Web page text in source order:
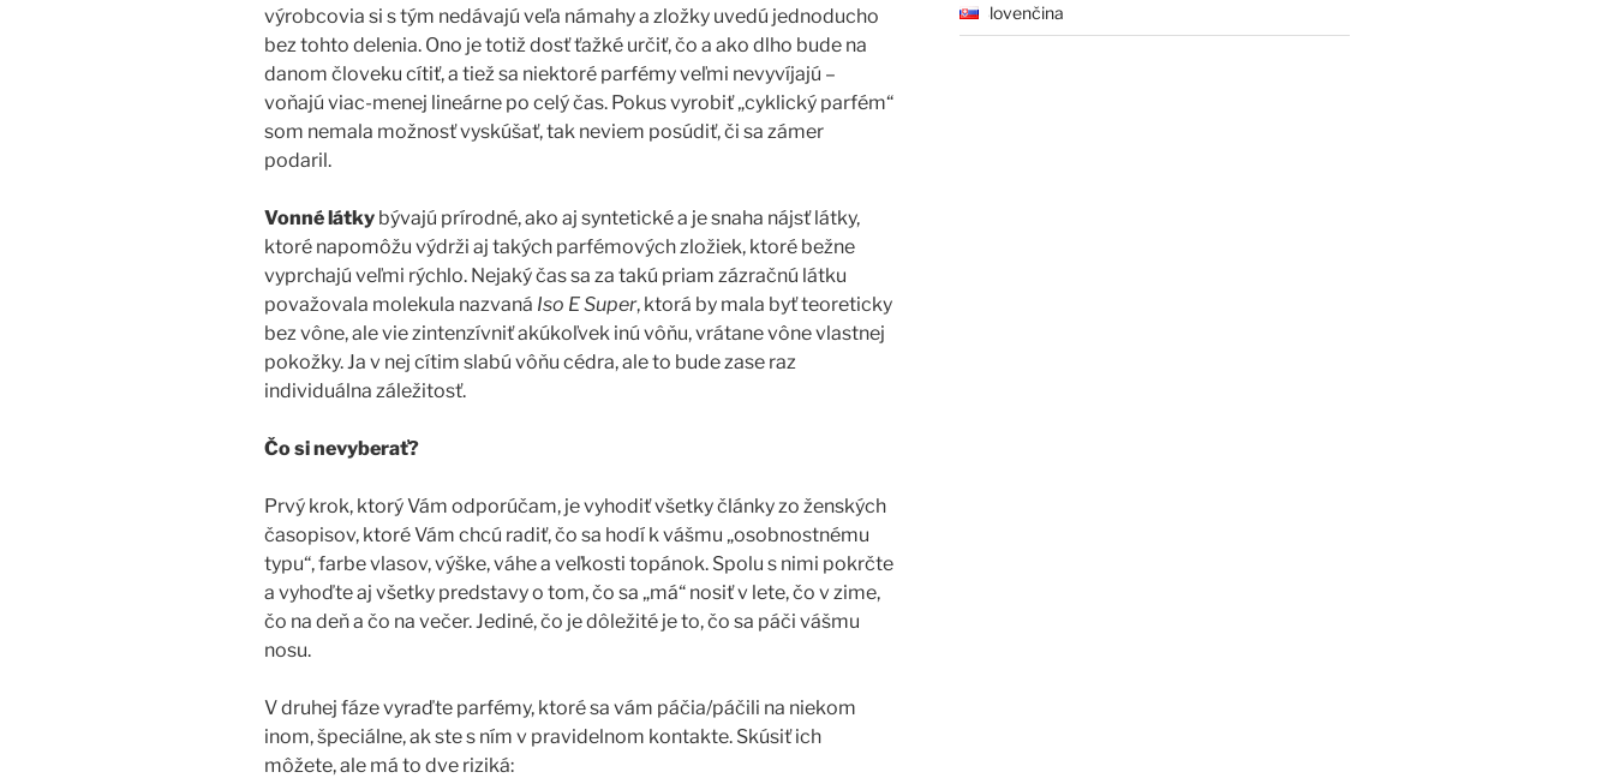
výrobcovia si s tým nedávajú veľa námahy a zložky uvedú jednoducho
bez tohto delenia. Ono je totiž dosť ťažké určiť, čo a ako dlho bude na
danom človeku cítiť, a tiež sa niektoré parfémy veľmi nevyvíjajú –
voňajú viac-menej lineárne po celý čas. Pokus vyrobiť „cyklický parfém“
som nemala možnosť vyskúšať, tak neviem posúdiť, či sa zámer
podaril.
Vonné látky bývajú prírodné, ako aj syntetické a je snaha nájsť látky,
ktoré napomôžu výdrži aj takých parfémových zložiek, ktoré bežne
vyprchajú veľmi rýchlo. Nejaký čas sa za takú priam zázračnú látku
považovala molekula nazvaná Iso E Super, ktorá by mala byť teoreticky
bez vône, ale vie zintenzívniť akúkoľvek inú vôňu, vrátane vône vlastnej
pokožky. Ja v nej cítim slabú vôňu cédra, ale to bude zase raz
individuálna záležitosť.
Čo si nevyberať?
Prvý krok, ktorý Vám odporúčam, je vyhodiť všetky články zo ženských
časopisov, ktoré Vám chcú radiť, čo sa hodí k vášmu „osobnostnému
typu“, farbe vlasov, výške, váhe a veľkosti topánok. Spolu s nimi pokrčte
a vyhoďte aj všetky predstavy o tom, čo sa „má“ nosiť v lete, čo v zime,
čo na deň a čo na večer. Jediné, čo je dôležité je to, čo sa páči vášmu
nosu.
V druhej fáze vyraďte parfémy, ktoré sa vám páčia/páčili na niekom
inom, špeciálne, ak ste s ním v pravidelnom kontakte. Skúsiť ich
môžete, ale má to dve riziká:
Slovenčina